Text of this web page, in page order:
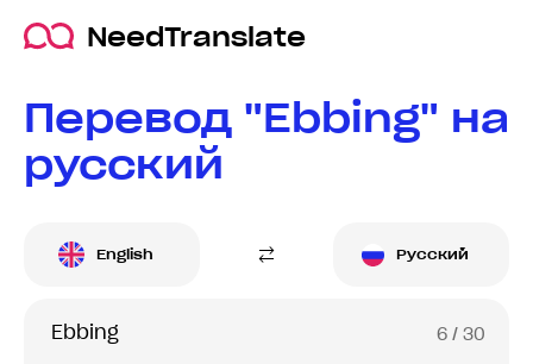
NeedTranslate
Перевод "Ebbing" на
русский
English Русский
6 / 30